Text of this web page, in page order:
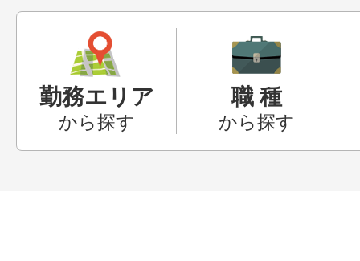
勤務エリア
から探す
職 種
から探す